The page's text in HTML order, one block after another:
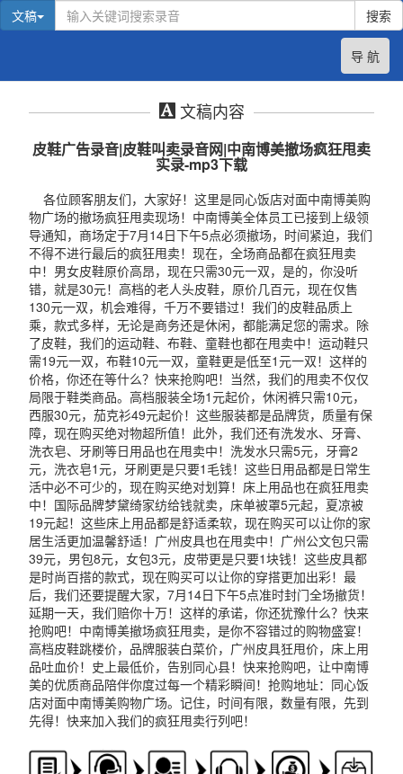
文稿 搜索
导 航
文稿内容
皮鞋广告录音|皮鞋叫卖录音网|中南博美撤场疯狂甩卖
实录-mp3下载
各位顾客朋友们，大家好！这里是同心饭店对面中南博美购
物广场的撤场疯狂甩卖现场！中南博美全体员工已接到上级领
导通知，商场定于7月14日下午5点必须撤场，时间紧迫，我们
不得不进行最后的疯狂甩卖！现在，全场商品都在疯狂甩卖
中！男女皮鞋原价高昂，现在只需30元一双，是的，你没听
错，就是30元！高档的老人头皮鞋，原价几百元，现在仅售
130元一双，机会难得，千万不要错过！我们的皮鞋品质上
乘，款式多样，无论是商务还是休闲，都能满足您的需求。除
了皮鞋，我们的运动鞋、布鞋、童鞋也都在甩卖中！运动鞋只
需19元一双，布鞋10元一双，童鞋更是低至1元一双！这样的
价格，你还在等什么？快来抢购吧！当然，我们的甩卖不仅仅
局限于鞋类商品。高档服装全场1元起价，休闲裤只需10元，
西服30元，茄克衫49元起价！这些服装都是品牌货，质量有保
障，现在购买绝对物超所值！此外，我们还有洗发水、牙膏、
洗衣皂、牙刷等日用品也在甩卖中！洗发水只需5元，牙膏2
元，洗衣皂1元，牙刷更是只要1毛钱！这些日用品都是日常生
活中必不可少的，现在购买绝对划算！床上用品也在疯狂甩卖
中！国际品牌梦黛绮家纺给钱就卖，床单被罩5元起，夏凉被
19元起！这些床上用品都是舒适柔软，现在购买可以让你的家
居生活更加温馨舒适！广州皮具也在甩卖中！广州公文包只需
39元，男包8元，女包3元，皮带更是只要1块钱！这些皮具都
是时尚百搭的款式，现在购买可以让你的穿搭更加出彩！最
后，我们还要提醒大家，7月14日下午5点准时封门全场撤货！
延期一天，我们赔你十万！这样的承诺，你还犹豫什么？快来
抢购吧！中南博美撤场疯狂甩卖，是你不容错过的购物盛宴！
高档皮鞋跳楼价，品牌服装白菜价，广州皮具狅甩价，床上用
品吐血价！史上最低价，告别同心县！快来抢购吧，让中南博
美的优质商品陪伴你度过每一个精彩瞬间！抢购地址：同心饭
店对面中南博美购物广场。记住，时间有限，数量有限，先到
先得！快来加入我们的疯狂甩卖行列吧！